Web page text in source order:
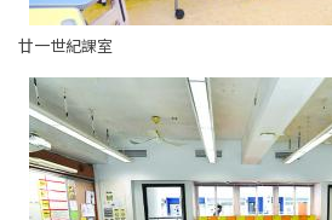
廿一世紀課室